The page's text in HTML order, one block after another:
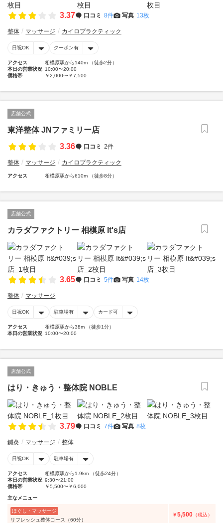
3.37 口コミ 8件 写真 13枚
整体 マッサージ カイロプラクティック
日祝OK クーポン有
アクセス
相模原駅から140m （徒歩2分）
本日の営業状況 10:00〜20:00
価格帯
￥2,000〜￥7,500
店舗公式
東洋整体 JNファミリー店
3.36
口コミ 2件
整体 マッサージ カイロプラクティック
アクセス 相模原駅から610m （徒歩8分）
店舗公式
カラダファクトリー 相模原 It's店
3.65 口コミ 5件 写真 14枚
整体 マッサージ
日祝OK 駐車場有 カード可
アクセス
相模原駅から38m （徒歩1分）
本日の営業状況 10:00〜20:00
店舗公式
はり・きゅう・整体院 NOBLE
3.79 口コミ 7件 写真 8枚
鍼灸 マッサージ 整体
日祝OK 駐車場有
アクセス
相模原駅から1.9km （徒歩24分）
本日の営業状況 9:30〜21:00
価格帯
￥5,500〜￥6,000
主なメニュー
ほぐし・マッサージ
リフレッシュ整体コース（60分）
￥5,500 （税込）